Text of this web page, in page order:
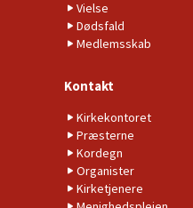
Vielse
Dødsfald
Medlemsskab
Kontakt
Kirkekontoret
Præsterne
Kordegn
Organister
Kirketjenere